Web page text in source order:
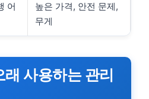
어
높은 가격, 안전 문제,
무게
사용하는 관리